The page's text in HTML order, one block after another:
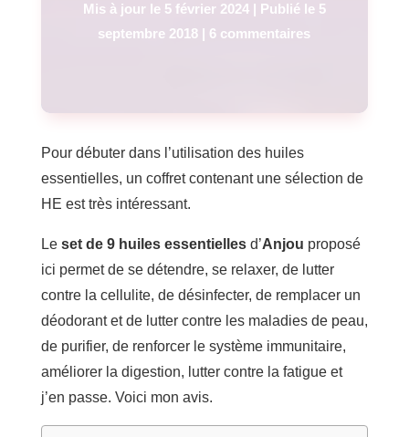
Mis à jour le 5 février 2024 | Publié le 5
septembre 2018 | 6 commentaires
Pour débuter dans l’utilisation des huiles
essentielles, un coffret contenant une sélection de
HE est très intéressant.
Leset de 9 huiles essentiellesd’Anjou proposé
ici permet de se détendre, se relaxer, de lutter
contre la cellulite, de désinfecter, de remplacer un
déodorant et de lutter contre les maladies de peau,
de purifier, de renforcer le système immunitaire,
améliorer la digestion, lutter contre la fatigue et
j’en passe. Voici mon avis.